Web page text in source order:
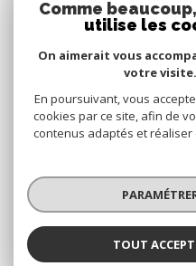
© 2026 | TOUS DROITS RÉSERVÉS
MENTIONS
POLITIQUE
Comme
utilise les
On aimerait vous
votre visite.
En poursuivant, vous
cookies par ce site, afin de
contenus adaptés et réaliser
TOUT